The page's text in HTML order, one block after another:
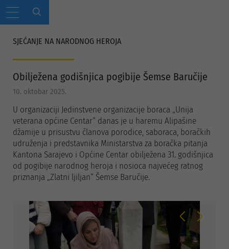
SJEĆANJE NA NARODNOG HEROJA
Obilježena godišnjica pogibije Šemse Baručije
10. oktobar 2025.
U organizaciji Jedinstvene organizacije boraca „Unija
veterana općine Centar“ danas je u haremu Alipašine
džamije u prisustvu članova porodice, saboraca, boračkih
udruženja i predstavnika Ministarstva za boračka pitanja
Kantona Sarajevo i Općine Centar obilježena 31. godišnjica
od pogibije narodnog heroja i nosioca najvećeg ratnog
priznanja „Zlatni ljiljan“ Šemse Baručije.